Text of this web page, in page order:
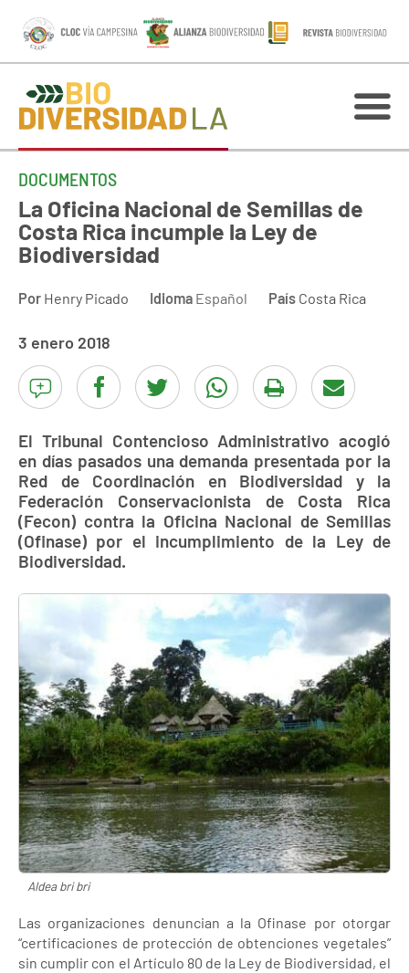
DOCUMENTOS
La Oficina Nacional de Semillas de
Costa Rica incumple la Ley de
Biodiversidad
Por Henry Picado Idioma Español País Costa Rica
3 enero 2018
El Tribunal Contencioso Administrativo acogió
en días pasados una demanda presentada por la
Red de Coordinación en Biodiversidad y la
Federación Conservacionista de Costa Rica
(Fecon) contra la Oficina Nacional de Semillas
(Ofinase) por el incumplimiento de la Ley de
Biodiversidad.
Aldea bri bri
Las organizaciones denuncian a la Ofinase por otorgar
“certificaciones de protección de obtenciones vegetales”
sin cumplir con el Artículo 80 de la Ley de Biodiversidad, el